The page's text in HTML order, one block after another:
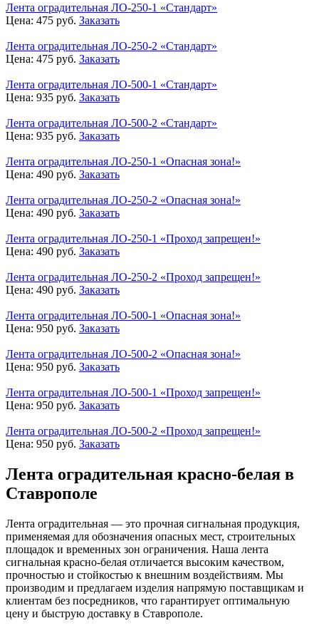
Лента оградительная ЛО-250-1 «Стандарт»
Цена: 475 руб. Заказать
Лента оградительная ЛО-250-2 «Стандарт»
Цена: 475 руб. Заказать
Лента оградительная ЛО-500-1 «Стандарт»
Цена: 935 руб. Заказать
Лента оградительная ЛО-500-2 «Стандарт»
Цена: 935 руб. Заказать
Лента оградительная ЛО-250-1 «Опасная зона!»
Цена: 490 руб. Заказать
Лента оградительная ЛО-250-2 «Опасная зона!»
Цена: 490 руб. Заказать
Лента оградительная ЛО-250-1 «Проход запрещен!»
Цена: 490 руб. Заказать
Лента оградительная ЛО-250-2 «Проход запрещен!»
Цена: 490 руб. Заказать
Лента оградительная ЛО-500-1 «Опасная зона!»
Цена: 950 руб. Заказать
Лента оградительная ЛО-500-2 «Опасная зона!»
Цена: 950 руб. Заказать
Лента оградительная ЛО-500-1 «Проход запрещен!»
Цена: 950 руб. Заказать
Лента оградительная ЛО-500-2 «Проход запрещен!»
Цена: 950 руб. Заказать
Лента оградительная красно-белая в
Ставрополе
Лента оградительная — это прочная сигнальная продукция,
применяемая для обозначения опасных мест, строительных
площадок и временных зон ограничения. Наша лента
сигнальная красно-белая отличается высоким качеством,
прочностью и стойкостью к внешним воздействиям. Мы
производим и предлагаем изделия напрямую поставщикам и
клиентам без посредников, что гарантирует оптимальную
цену и быструю доставку в Ставрополе.